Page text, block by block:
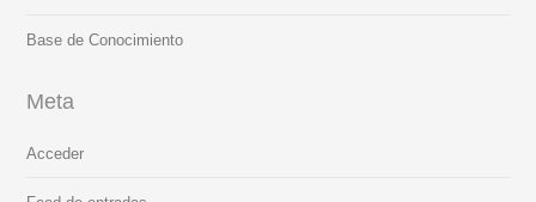
Base de Conocimiento
Meta
Acceder